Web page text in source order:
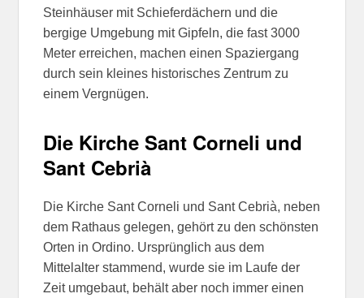
Steinhäuser mit Schieferdächern und die
bergige Umgebung mit Gipfeln, die fast 3000
Meter erreichen, machen einen Spaziergang
durch sein kleines historisches Zentrum zu
einem Vergnügen.
Die Kirche Sant Corneli und
Sant Cebrià
Die Kirche Sant Corneli und Sant Cebrià, neben
dem Rathaus gelegen, gehört zu den schönsten
Orten in Ordino. Ursprünglich aus dem
Mittelalter stammend, wurde sie im Laufe der
Zeit umgebaut, behält aber noch immer einen